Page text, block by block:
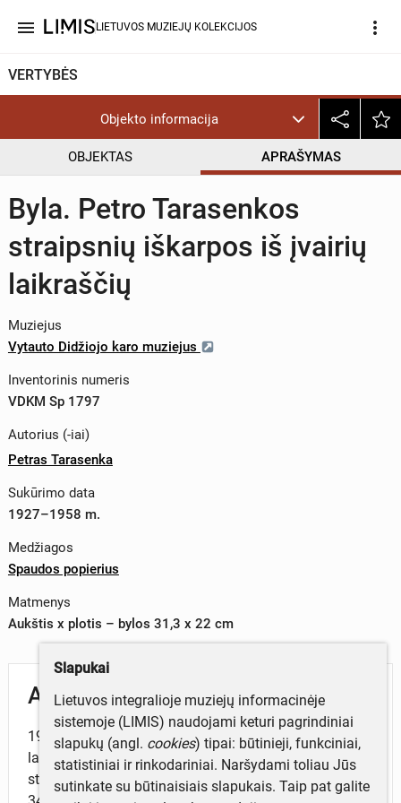
menu LIETUVOS MUZIEJŲ KOLEKCIJOS more_vert
VERTYBĖS
Objekto informacija
OBJEKTAS APRAŠYMAS
Byla. Petro Tarasenkos
straipsnių iškarpos iš įvairių
laikraščių
Muziejus
Vytauto Didžiojo karo muziejus
Inventorinis numeris
VDKM Sp 1797
Autorius (-iai)
Petras Tarasenka
Sukūrimo data
1927–1958 m.
Medžiagos
Spaudos popierius
Matmenys
Aukštis x plotis – bylos 31,3 x 22 cm
Aprašymas
1927 m., 1941 m., 1943 m., 1958 m. iškarpos iš įvairių
laikraščių, kuriuose buvo spausdinti Petro Tarasenkos
straipsniai: Lietuva, Ateitis, Į laisvę, Kauno tiesa. Yra
Slapukai
Lietuvos integralioje muziejų informacinėje
sistemoje (LIMIS) naudojami keturi pagrindiniai
slapukų (angl. cookies) tipai: būtinieji, funkciniai,
statistiniai ir rinkodariniai. Naršydami toliau Jūs
sutinkate su būtinaisiais slapukais. Taip pat galite